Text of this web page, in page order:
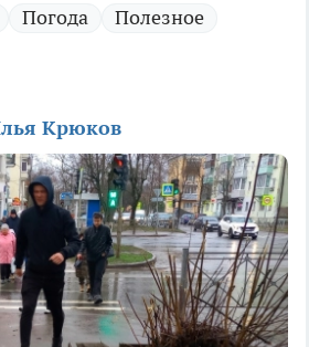
Погода
Полезное
Крюков